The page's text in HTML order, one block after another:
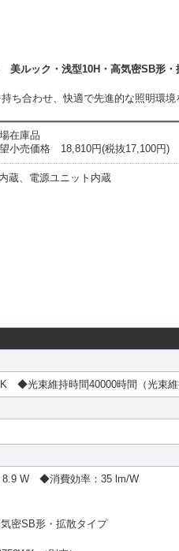
ルック・浅型10H・高気密SB形
ち合わせ、快適で先進的な照明環境
在庫品
小売価格 18,810円(税抜17,100円)
蔵、電源ユニット内蔵
光束維持時間40000時間（光束維
W ◆消費効率：35 lm/W
密SB形・拡散タイプ